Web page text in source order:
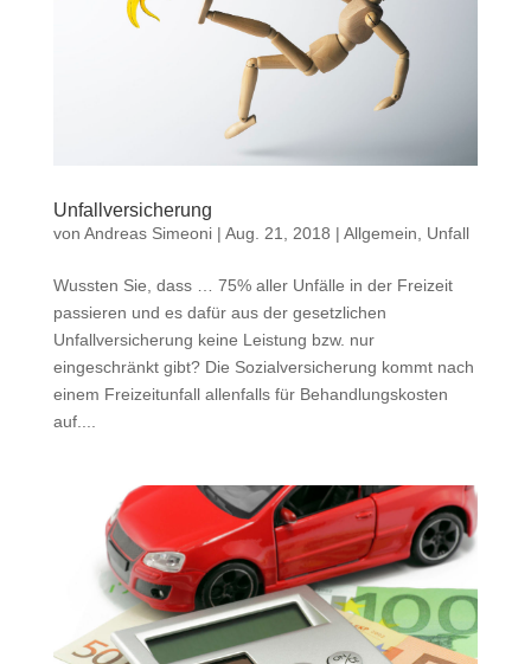
Unfallversicherung
von Andreas Simeoni| Aug. 21, 2018 | Allgemein Unfall
Wussten Sie, dass … 75% aller Unfälle in der Freizeit
passieren und es dafür aus der gesetzlichen
Unfallversicherung keine Leistung bzw. nur
eingeschränkt gibt? Die Sozialversicherung kommt nach
einem Freizeitunfall allenfalls für Behandlungskosten
auf....